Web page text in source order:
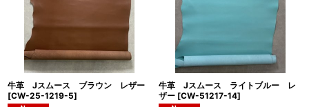
牛革 Jスムース ブラウン レザー
[CW-25-1219-5]
牛革 Jスムース ライトブルー レ
ザー [CW-51217-14]